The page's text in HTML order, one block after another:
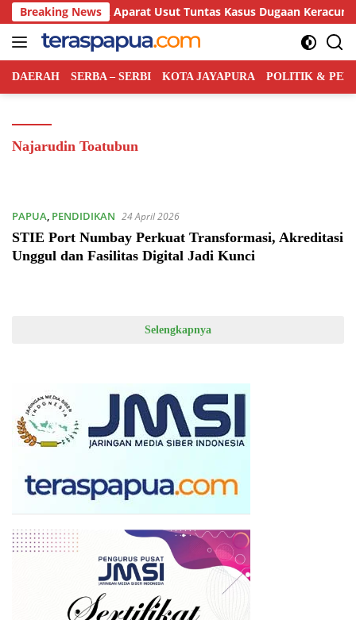
Langsung
ke
konten
Breaking News
Tabi Desak Aparat Usut Tuntas Kasus Dugaan Keracunan
DAERAH SERBA – SERBI KOTA JAYAPURA POLITIK &
Najarudin Toatubun
PAPUA, PENDIDIKAN 24 April 2026
STIE Port Numbay Perkuat Transformasi, Akreditasi
Unggul dan Fasilitas Digital Jadi Kunci
Selengkapnya